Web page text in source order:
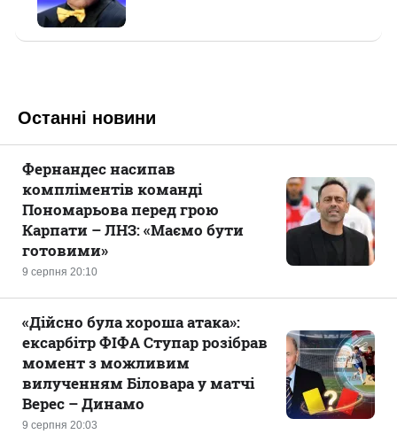
Останні новини
9 серпня 20:10
Фернандес насипав
компліментів команді
Пономарьова перед грою
Карпати – ЛНЗ: «Маємо бути
готовими»
9 серпня 20:03
«Дійсно була хороша атака»:
ексарбітр ФІФА Ступар розібрав
момент з можливим
вилученням Біловара у матчі
Верес – Динамо